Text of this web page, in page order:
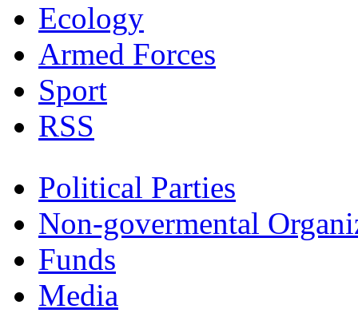
Ecology
Armed Forces
Sport
RSS
Political Parties
Non-govermental
Funds
Мedia